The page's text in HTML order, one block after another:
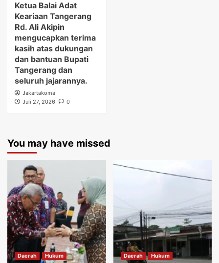
Ketua Balai Adat
Keariaan Tangerang
Rd. Ali Akipin
mengucapkan terima
kasih atas dukungan
dan bantuan Bupati
Tangerang dan
seluruh jajarannya.
Jakartakoma
Juli 27, 2026
0
You may have missed
Daerah Hukum Daerah Hukum